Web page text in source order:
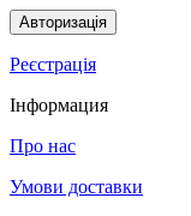
Авторизація
Реєстрація
Інформация
Про нас
Умови доставки